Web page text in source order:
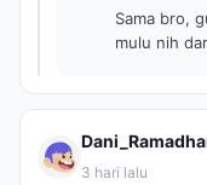
Sama bro,
mulu nih
3 hari lalu